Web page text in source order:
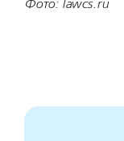
Фото: lawcs.ru